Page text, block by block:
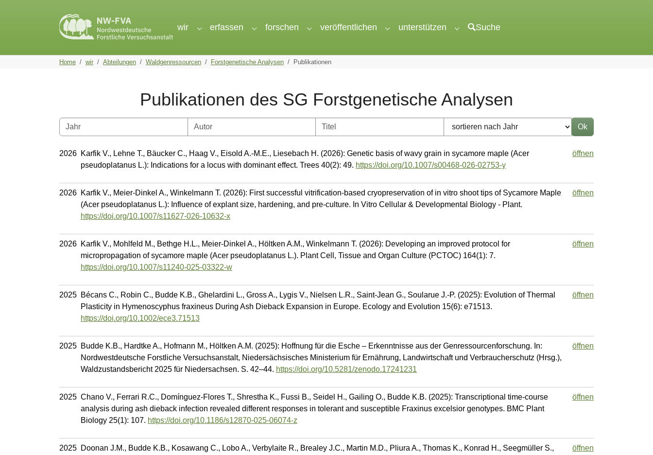
wir
Submenu for "wir"
erfassen
Submenu for "erfassen"
forschen
Submenu for "forschen"
veröffentlichen
Submenu for "veröffentlichen"
unterstützen
Submenu for "unterstützen"
Suche
You are here:
Home wir Abteilungen Waldgenressourcen Forstgenetische Analysen Publikationen
Publikationen des SG Forstgenetische Analysen
2026 Karfik V., Lehne T., Bäucker C., Haag V., Eisold A.-M.E., Liesebach H. (2026): Genetic basis of wavy grain in sycamore maple (Acer
pseudoplatanus L.): Indications for a locus with dominant effect. Trees 40(2): 49. https://doi.org/10.1007/s00468-026-02753-y
öffnen
2026 Karfik V., Meier-Dinkel A., Winkelmann T. (2026): First successful vitrification-based cryopreservation of in vitro shoot tips of Sycamore Maple
(Acer pseudoplatanus L.): Influence of explant size, hardening, and pre-culture. In Vitro Cellular & Developmental Biology - Plant.
https://doi.org/10.1007/s11627-026-10632-x
öffnen
2026 Karfik V., Mohlfeld M., Bethge H.L., Meier-Dinkel A., Höltken A.M., Winkelmann T. (2026): Developing an improved protocol for
micropropagation of sycamore maple (Acer pseudoplatanus L.). Plant Cell, Tissue and Organ Culture (PCTOC) 164(1): 7.
https://doi.org/10.1007/s11240-025-03322-w
öffnen
2025 Bécans C., Robin C., Budde K.B., Ghelardini L., Gross A., Lygis V., Nielsen L.R., Saint-Jean G., Soularue J.-P. (2025): Evolution of Thermal
Plasticity in Hymenoscyphus fraxineus During Ash Dieback Expansion in Europe. Ecology and Evolution 15(6): e71513.
https://doi.org/10.1002/ece3.71513
öffnen
2025 Budde K.B., Hardtke A., Hofmann M., Höltken A.M. (2025): Hoffnung für die Esche – Erkenntnisse aus der Genressourcenforschung. In:
Nordwestdeutsche Forstliche Versuchsanstalt, Niedersächsisches Ministerium für Ernährung, Landwirtschaft und Verbraucherschutz (Hrsg.),
Waldzustandsbericht 2025 für Niedersachsen. S. 42–44. https://doi.org/10.5281/zenodo.17241231
öffnen
2025 Chano V., Ferrari R.C., Domínguez-Flores T., Shrestha K., Fussi B., Seidel H., Gailing O., Budde K.B. (2025): Transcriptional time-course
analysis during ash dieback infection revealed different responses in tolerant and susceptible Fraxinus excelsior genotypes. BMC Plant
Biology 25(1): 107. https://doi.org/10.1186/s12870-025-06074-z
öffnen
2025 Doonan J.M., Budde K.B., Kosawang C., Lobo A., Verbylaite R., Brealey J.C., Martin M.D., Pliura A., Thomas K., Konrad H., Seegmüller S.,
öffnen